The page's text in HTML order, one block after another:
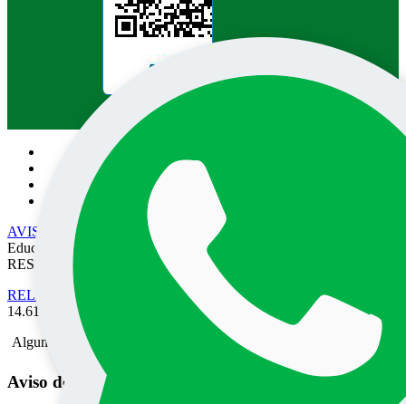
Pesquisa no site:
AVISO DE PRIVACIDADE
• EPEC - Empresa Prudentina de
Educação e Cultura SA/UNOESTE. TODOS OS DIREITOS
RESERVADOS
RELATÓRIO DE TRANSPARÊNCIA SALARIAL
- Lei nº
14.611 de 03 de Julho de 2023.
Alguma mensagem
Aviso de Privacidade do Portal UNOESTE